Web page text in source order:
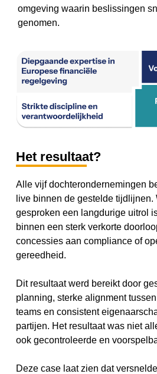
omgeving waarin beslissingen
genomen.
Het resultaat?
Alle vijf dochterondernemingen
live binnen de gestelde tijdlijnen.
gesproken een langdurige uitrol
binnen een sterk verkorte
concessies aan compliance of
gereedheid.
Dit resultaat werd bereikt door
planning, sterke alignment
teams en consistent
partijen. Het resultaat was niet
ook gecontroleerde en
Deze case laat zien dat